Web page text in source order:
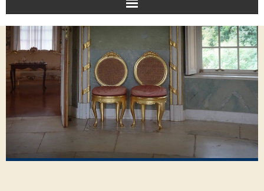
Start
Unsere Leistungen
Veröffentlichungen
Über uns